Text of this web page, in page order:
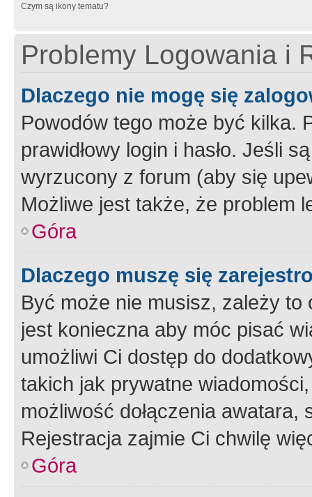
Czym są ikony tematu?
Problemy Logowania i
Dlaczego nie mogę się
Powodów tego może być kilka.
prawidłowy login i hasło. Jeśli
wyrzucony z forum (aby się
Możliwe jest także, że problem
Góra
Dlaczego muszę się
Być może nie musisz, zależy
jest konieczna aby móc pisać
umożliwi Ci dostęp do
takich jak prywatne
możliwość dołączenia
Rejestracja zajmie Ci chwilę
Góra